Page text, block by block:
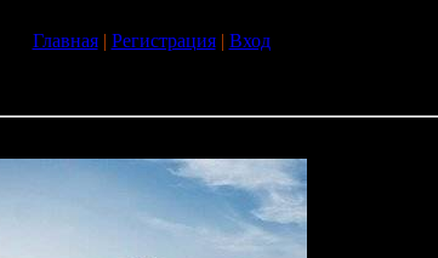
Главная| Регистрация| Вход